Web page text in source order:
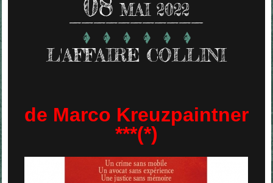
MAI 2022
L'AFFAIRE COLLINI
de Marco Kreuzpaintner
***(*)